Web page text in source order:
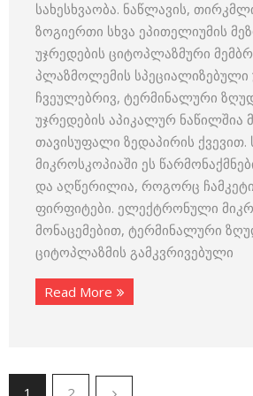
სახესხვაობა. ნაწლავის,
ზოგიერთი სხვა ეპითელიუმის
უჯრედების ციტოპლაზმური
პლაზმოლემის სპეციალი­ზებული
ჩვეულებრივ, ტერმინალური
უჯრედების აპიკალურ ნაწილშია
თავისუფალი ზედაპირის ქვევით.
მიკროსკოპიაში ეს
და აღწერილია, რო­გორც
ფირფიტები. ელექტრონული
მონაცემებით, ტერმინალური
ციტოპლაზმის გამკვრივებუ­ლი
Read More
1 2